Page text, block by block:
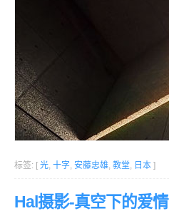
标签: [ 光, 十字, 安藤忠雄, 教堂, 日本 ]
Hal摄影-真空下的爱情